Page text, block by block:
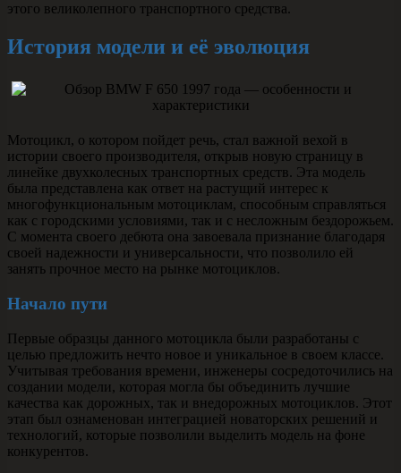
этого великолепного транспортного средства.
История модели и её эволюция
Мотоцикл, о котором пойдет речь, стал важной вехой в
истории своего производителя, открыв новую страницу в
линейке двухколесных транспортных средств. Эта модель
была представлена как ответ на растущий интерес к
многофункциональным мотоциклам, способным справляться
как с городскими условиями, так и с несложным бездорожьем.
С момента своего дебюта она завоевала признание благодаря
своей надежности и универсальности, что позволило ей
занять прочное место на рынке мотоциклов.
Начало пути
Первые образцы данного мотоцикла были разработаны с
целью предложить нечто новое и уникальное в своем классе.
Учитывая требования времени, инженеры сосредоточились на
создании модели, которая могла бы объединить лучшие
качества как дорожных, так и внедорожных мотоциклов. Этот
этап был ознаменован интеграцией новаторских решений и
технологий, которые позволили выделить модель на фоне
конкурентов.